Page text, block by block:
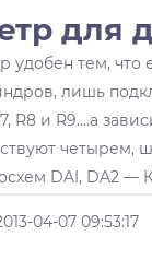
для
удобен тем,
лишь
R8 и R9....а
DAI, DA2 —
04-07 09:53:17